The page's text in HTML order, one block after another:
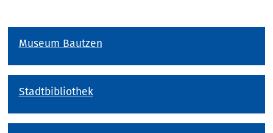
Museum Bautzen
Stadtbibliothek